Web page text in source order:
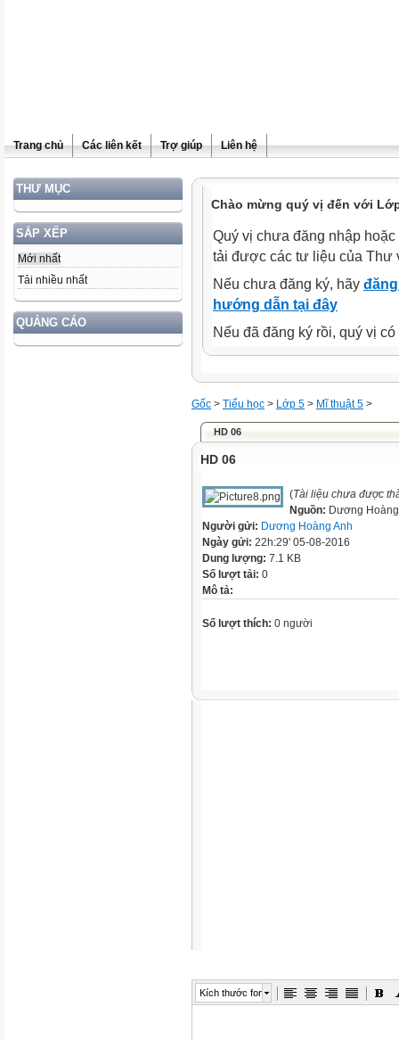
Trang chủ Các liên kết Trợ giúp Liên hệ
THƯ MỤC
SẮP XẾP
Mới nhất
Tải nhiều nhất
QUẢNG CÁO
Chào mừng quý vị đến với
Quý vị chưa đăng nhập
tải được các tư liệu của Thư
Nếu chưa đăng ký, hãy
hướng dẫn tại đây
Nếu đã đăng ký rồi, quý vị
Gốc > Tiểu học > Lớp 5 > Mĩ thuật 5 >
HD 06
HD 06
(Tài liệu chưa được
Nguồn: Dương
Người gửi: Dương Hoàng Anh
Ngày gửi: 22h:29' 05-08-2016
Dung lượng: 7.1 KB
Số lượt tải: 0
Mô tả:
Số lượt thích: 0 người
Kích thước font